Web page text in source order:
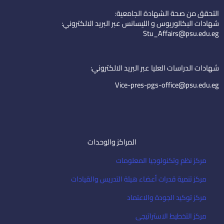
n
-
e
i
l
u
b
e
d
التحقق من صحة الشهادة الجامعية:
شهادات البكالوريوس و الليسانس عبر البريد الالكتروني:
Stu_Affairs@psu.edu.eg
شهادات الدراسات العليا عبر البريد الالكتروني:
Vice-pres-pgs-office@psu.edu.eg
المراكز والوحدات
مركز نظم وتكنولوجيا المعلومات
مركز تنمية قدرات أعضاء هيئة التدريس والقيادات
مركز توكيد الجودة والاعتماد
مركز التخطيط الاستراتيجى